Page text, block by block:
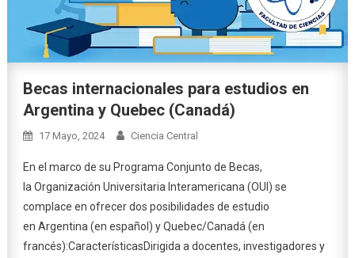
Becas internacionales para estudios en
Argentina y Quebec (Canadá)
17 Mayo, 2024 Ciencia Central
En el marco de su Programa Conjunto de Becas,
la Organización Universitaria Interamericana (OUI) se
complace en ofrecer dos posibilidades de estudio
en Argentina (en español) y Quebec/Canadá (en
francés):CaracterísticasDirigida a docentes, investigadores y